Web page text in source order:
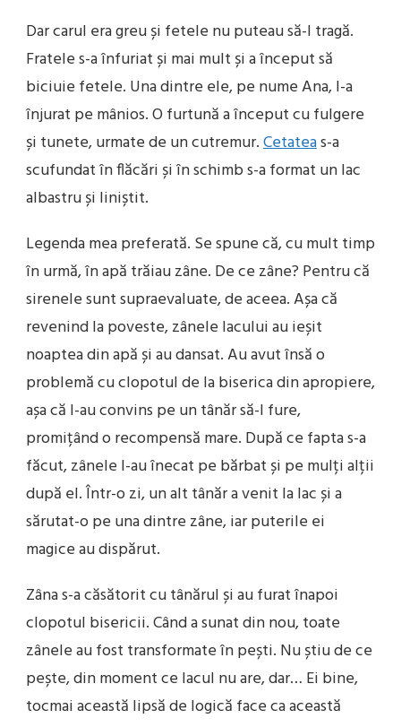
Dar carul era greu și fetele nu puteau să-l tragă.
Fratele s-a înfuriat și mai mult și a început să
biciuie fetele. Una dintre ele, pe nume Ana, l-a
înjurat pe mânios. O furtună a început cu fulgere
și tunete, urmate de un cutremur.Cetateas-a
scufundat în flăcări și în schimb s-a format un lac
albastru și liniștit.
Legenda mea preferată. Se spune că, cu mult timp
în urmă, în apă trăiau zâne. De ce zâne? Pentru că
sirenele sunt supraevaluate, de aceea. Așa că
revenind la poveste, zânele lacului au ieșit
noaptea din apă și au dansat. Au avut însă o
problemă cu clopotul de la biserica din apropiere,
așa că l-au convins pe un tânăr să-l fure,
promițând o recompensă mare. După ce fapta s-a
făcut, zânele l-au înecat pe bărbat și pe mulți alții
după el. Într-o zi, un alt tânăr a venit la lac și a
sărutat-o pe una dintre zâne, iar puterile ei
magice au dispărut.
Zâna s-a căsătorit cu tânărul și au furat înapoi
clopotul bisericii. Când a sunat din nou, toate
zânele au fost transformate în pești. Nu știu de ce
pește, din moment ce lacul nu are, dar… Ei bine,
tocmai această lipsă de logică face ca această